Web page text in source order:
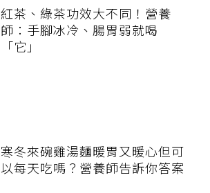
紅茶、綠茶功效大不同！營養
師：手腳冰冷、腸胃弱就喝
「它」
寒冬來碗雞湯麵暖胃又暖心但可
以每天吃嗎？營養師告訴你答案